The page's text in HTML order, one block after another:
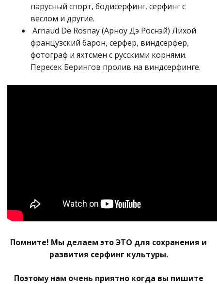
парусный спорт, бодисерфинг, серфинг с
веслом и другие.
Arnaud De Rosnay (Арноу Дэ Роснэй) Лихой
французский барон, серфер, виндсерфер,
фотограф и яхтсмен с русскими корнями.
Пересек Берингов пролив на виндсерфинге.
Помните! Мы делаем это ЭТО для сохранения и
развития серфинг культуры.
Поэтому нам очень приятно когда вы пишите